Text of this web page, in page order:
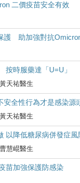
二價疫苗安全有效
護 助加強對抗
時服藥達「U=U」
天祐醫生
安全性行為才是感染源
天祐醫生
以降低糖尿病併發症風
慧崐醫生
苗加強保護防感染